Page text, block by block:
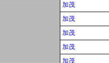
加茂
加茂
加茂
加茂
加茂